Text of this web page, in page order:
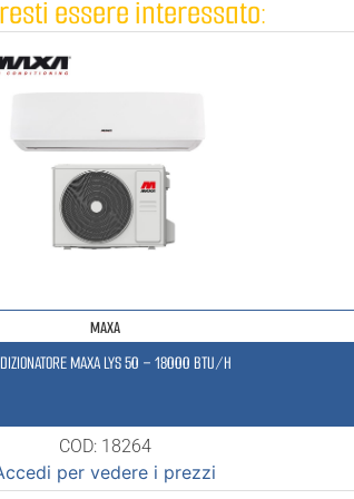
essere interessato:
MAXA
MAXA LYS 50 – 18000 BTU/H
COD: 18264
per vedere i prezzi